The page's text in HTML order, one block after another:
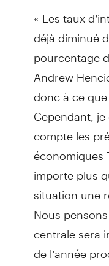
« Les taux
déjà diminué
pourcentage
Andrew
donc à ce
Cependant,
compte les
économiques
importe plus
situation une
Nous
centrale sera
de l’année